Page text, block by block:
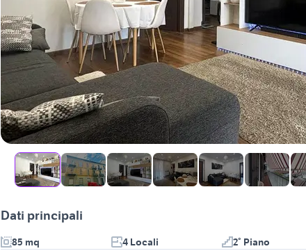
Dati principali
85 mq 4 Locali 2° Piano